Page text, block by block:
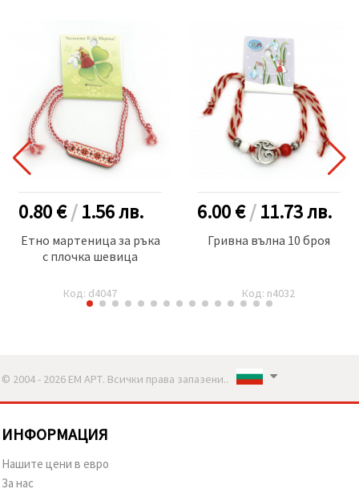
0.80 €/1.56лв.
Етно мартеница за ръка
с плочка шевица
Код: d4047
6.00 €/11.73лв.
Гривна вълна 10 броя
Код: n4032
© 2004 - 2026 ЕМ АРТ. Всички права запазени..
ИНФОРМАЦИЯ
Нашите цени в евро
За нас